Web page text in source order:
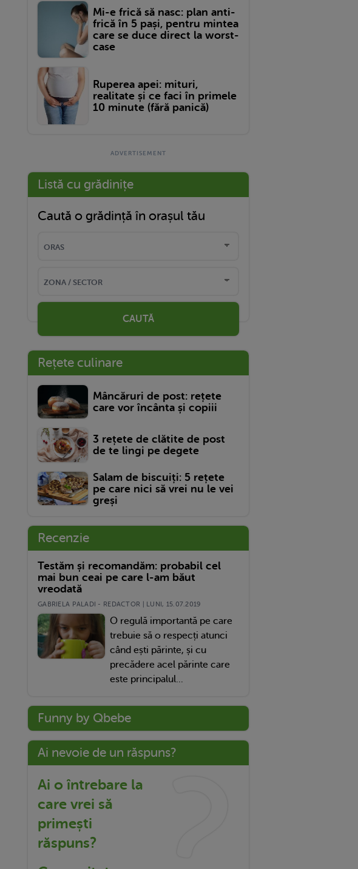
Mi-e frică să nasc: plan anti-
frică în 5 pași, pentru mintea
care se duce direct la worst-
case
Ruperea apei: mituri,
realitate și ce faci în primele
10 minute (fără panică)
Listă cu grădinițe
Caută o grădință în orașul tău
CAUTĂ
Rețete culinare
Mâncăruri de post: rețete
care vor încânta și copiii
3 rețete de clătite de post
de te lingi pe degete
Salam de biscuiți: 5 rețete
pe care nici să vrei nu le vei
greși
Recenzie
Testăm și recomandăm: probabil cel
mai bun ceai pe care l-am băut
vreodată
GABRIELA PALADI - REDACTOR | LUNI, 15.07.2019
O regulă importantă pe care
trebuie să o respecți atunci
când ești părinte, și cu
precădere acel părinte care
este principalul...
Funny by Qbebe
Ai nevoie de un răspuns?
Ai o întrebare la
care vrei să
primești
răspuns?